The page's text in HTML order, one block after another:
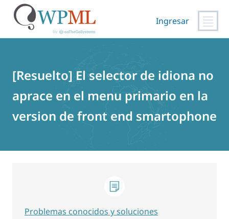
Ingresar
[Resuelto] El selector de idiona no
aprace en el menu primario en la
version de front end smartophone
Problemas conocidos y soluciones